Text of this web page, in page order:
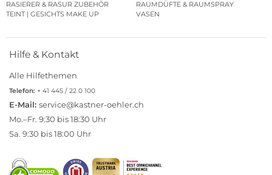
RASIERER & RASUR ZUBEHÖR
RAUMDÜFTE & RAUMSPRAY
TEINT | GESICHTS MAKE UP
VASEN
Hilfe & Kontakt
Alle Hilfethemen
Telefon: + 41 445 / 22 0 100
E-Mail: service@kastner-oehler.ch
Mo.–Fr. 9:30 bis 18:30 Uhr
Sa. 9:30 bis 18:00 Uhr